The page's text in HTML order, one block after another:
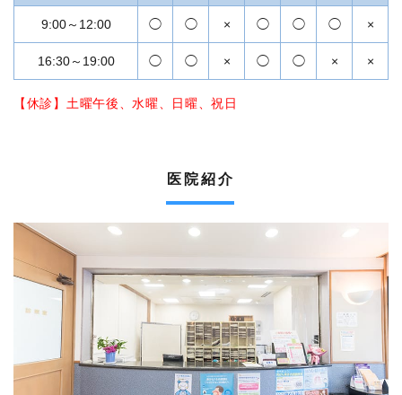
9:00～12:00 ◯ ◯ × ◯ ◯ ◯ ×
16:30～19:00 ◯ ◯ × ◯ ◯ × ×
【休診】土曜午後、水曜、日曜、祝日
医院紹介